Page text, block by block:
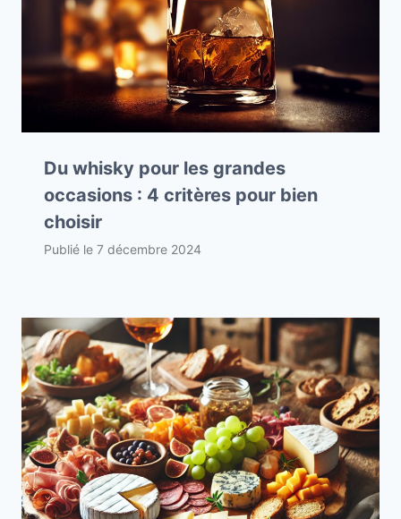
Du whisky pour les grandes
occasions : 4 critères pour bien
choisir
Publié le 7 décembre 2024